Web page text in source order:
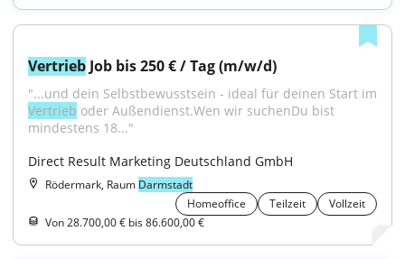
Vertrieb Job bis 250 € / Tag (m/w/d)
Vertrieb oder Außendienst.Wen wir suchenDu bist
mindestens 18..."
Direct Result Marketing Deutschland GmbH
Rödermark, Raum Darmstadt
Homeoffice
Teilzeit
Vollzeit
Von 28.700,00 € bis 86.600,00 €